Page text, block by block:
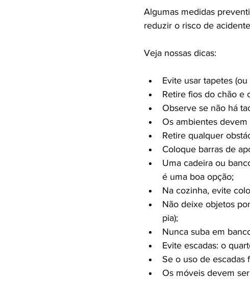
Algumas medidas
reduzir o risco de
Evite usar tapetes
Retire fios do chão e
Observe se não há
Os ambientes
Retire qualquer
Coloque barras de
Uma cadeira ou
é uma boa opção;
Na cozinha, evite
Não deixe objetos
pia);
Nunca suba em
Evite escadas: o
Se o uso de escadas
Os móveis devem